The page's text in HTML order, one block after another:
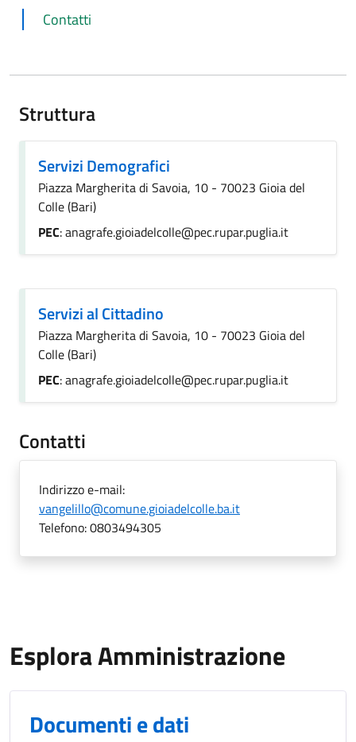
Contatti
Struttura
Servizi Demografici
Piazza Margherita di Savoia, 10 - 70023 Gioia del
Colle (Bari)
PEC: anagrafe.gioiadelcolle@pec.rupar.puglia.it
Servizi al Cittadino
Piazza Margherita di Savoia, 10 - 70023 Gioia del
Colle (Bari)
PEC: anagrafe.gioiadelcolle@pec.rupar.puglia.it
Contatti
Indirizzo e-mail:
vangelillo@comune.gioiadelcolle.ba.it
Telefono:0803494305
Esplora Amministrazione
Documenti e dati